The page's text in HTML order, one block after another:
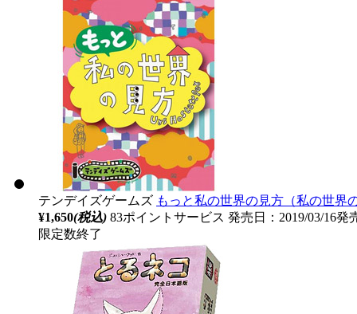
テンデイズゲームズ もっと私の世界の見方（私の世界
¥1,650(税込) 83ポイントサービス 発売日：2019/03/16発
限定数終了